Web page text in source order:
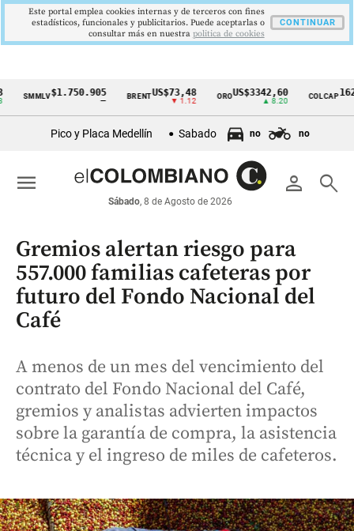
Cintillo
económicos
Colombia
$1.750.905 BRENT US$73,48
▼ 1.12
ORO US$3342,60 COLCAP
Pico y Placa Medellín Sabado no no
person search
Sábado, 8 de Agosto de 2026
menu
Gremios alertan riesgo para
557.000 familias cafeteras por
futuro del Fondo Nacional del
Café
A menos de un mes del vencimiento del
contrato del Fondo Nacional del Café,
gremios y analistas advierten impactos
sobre la garantía de compra, la asistencia
técnica y el ingreso de miles de cafeteros.
Este portal emplea cookies internas y de terceros con fines
estadísticos, funcionales y publicitarios. Puede aceptarlas o
consultar más en nuestra politica de cookies
CONTINUAR